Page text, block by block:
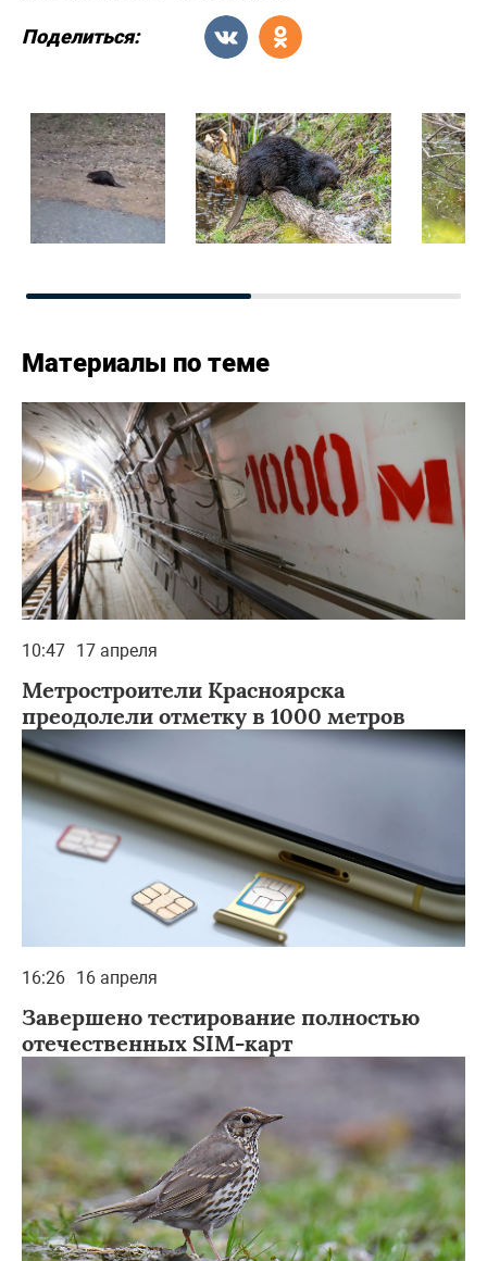
Поделиться:
Материалы по теме
10:47 17 апреля
Метростроители Красноярска
преодолели отметку в 1000 метров
16:26 16 апреля
Завершено тестирование полностью
отечественных SIM-карт